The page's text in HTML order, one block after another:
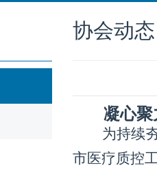
领导机构
通知公告
协会动态
凝心
为持续
市医疗质控